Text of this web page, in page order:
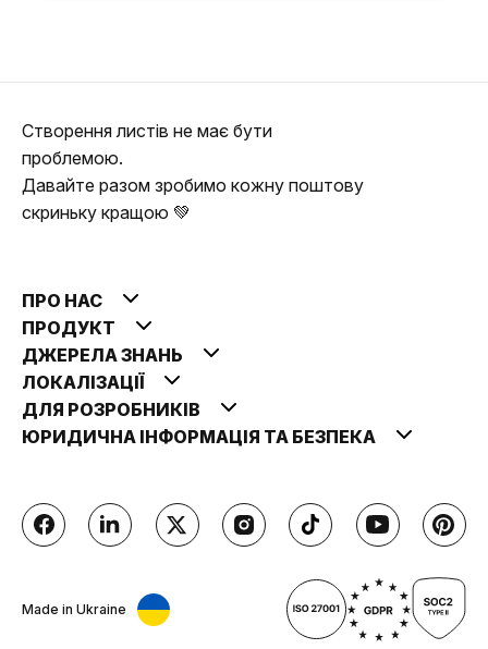
Створення листів не має бути
проблемою.
Давайте разом зробимо кожну поштову
скриньку кращою 💚
ПРО НАС
ПРОДУКТ
ДЖЕРЕЛА ЗНАНЬ
ЛОКАЛІЗАЦІЇ
ДЛЯ РОЗРОБНИКІВ
ЮРИДИЧНА ІНФОРМАЦІЯ ТА БЕЗПЕКА
Made in Ukraine